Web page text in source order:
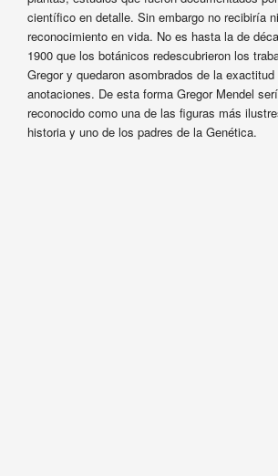
científico en detalle. Sin embargo no recibiría
reconocimiento en vida. No es hasta la de
1900 que los botánicos redescubrieron los
Gregor y quedaron asombrados de la
anotaciones. De esta forma Gregor Mendel
reconocido como una de las figuras más
historia y uno de los padres de la Genética.